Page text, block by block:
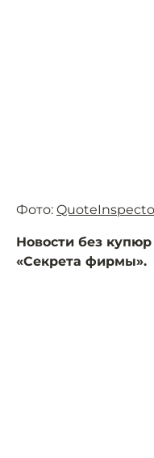
Фото:
Новости без
«Секрета фирмы».